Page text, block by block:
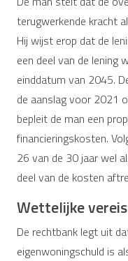
terugwerkende kracht
Hij wijst erop dat de
een deel van de lening
einddatum van 2045.
de aanslag voor 2021
bepleit de man een
financieringskosten.
26 van de 30 jaar wel
deel van de kosten
Wettelijke
De rechtbank legt uit
eigenwoningschuld is